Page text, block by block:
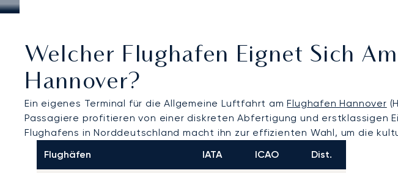
Welcher Flughafen Eignet Sich
Hannover?
Ein eigenes Terminal für die Allgemeine Luftfahrt amFlughafen Hannover
Passagiere profitieren von einer diskreten Abfertigung und
Flughafens in Norddeutschland macht ihn zur effizienten Wahl, um die
Flughäfen
IATA ICAO Dist.